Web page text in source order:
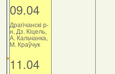
09.04
Драгічанскі р-
н, Дз. Кіцель,
А. Кальчанка,
М. Краўчук
11.04